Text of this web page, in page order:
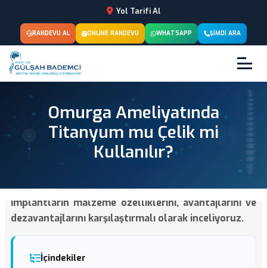
Yol Tarifi Al
RANDEVU AL ONLINE RANDEVU WHATSAPP ŞIMDI ARA
Omurga Ameliyatında
Titanyum mu Çelik mi
Kullanılır?
Omurga cerrahisinde kullanılan titanyum ve çelik
implantların malzeme özelliklerini, avantajlarını ve
dezavantajlarını karşılaştırmalı olarak inceliyoruz.
İçindekiler